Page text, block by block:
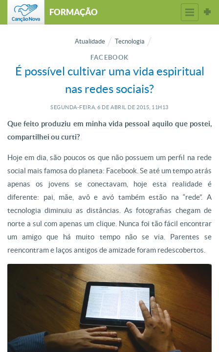
FORMAÇÃO
Atualidade Tecnologia
FACEBOOK
É possível cultivar uma vida espiritual
nas redes sociais?
SEGUNDA-FEIRA, 6 DE ABRIL DE 2015, 11H13
Que feito produziu em minha vida pessoal aquilo que postei,
compartilhei ou curti?
Hoje em dia, são poucos os que não possuem um perfil na rede
social mais famosa do planeta: Facebook. Se até um tempo atrás
apenas os jovens se conectavam, hoje esta realidade é
diferente: pai, mãe, avô e avó também estão na “rede”. A
tecnologia diminuiu as distâncias. As fotografias chegam de
norte a sul com apenas um clique. Nunca foi tão fácil encontrar
um amigo que há muito tempo não se via. Parentes se
reencontram e laços antigos de amizade foram redescobertos.